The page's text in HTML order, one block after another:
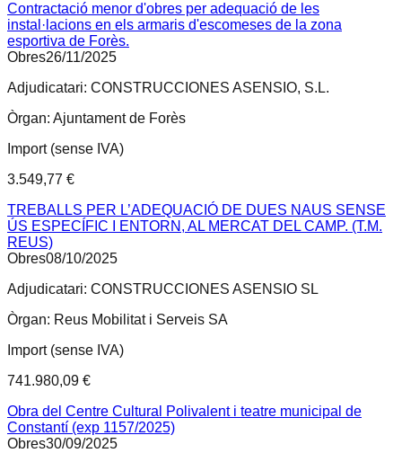
Contractació menor d'obres per adequació de les
instal·lacions en els armaris d'escomeses de la zona
esportiva de Forès.
Obres26/11/2025
Adjudicatari: CONSTRUCCIONES ASENSIO, S.L.
Òrgan: Ajuntament de Forès
Import (sense IVA)
3.549,77 €
TREBALLS PER L’ADEQUACIÓ DE DUES NAUS SENSE
ÚS ESPECÍFIC I ENTORN, AL MERCAT DEL CAMP. (T.M.
REUS)
Obres08/10/2025
Adjudicatari: CONSTRUCCIONES ASENSIO SL
Òrgan: Reus Mobilitat i Serveis SA
Import (sense IVA)
741.980,09 €
Obra del Centre Cultural Polivalent i teatre municipal de
Constantí (exp 1157/2025)
Obres30/09/2025